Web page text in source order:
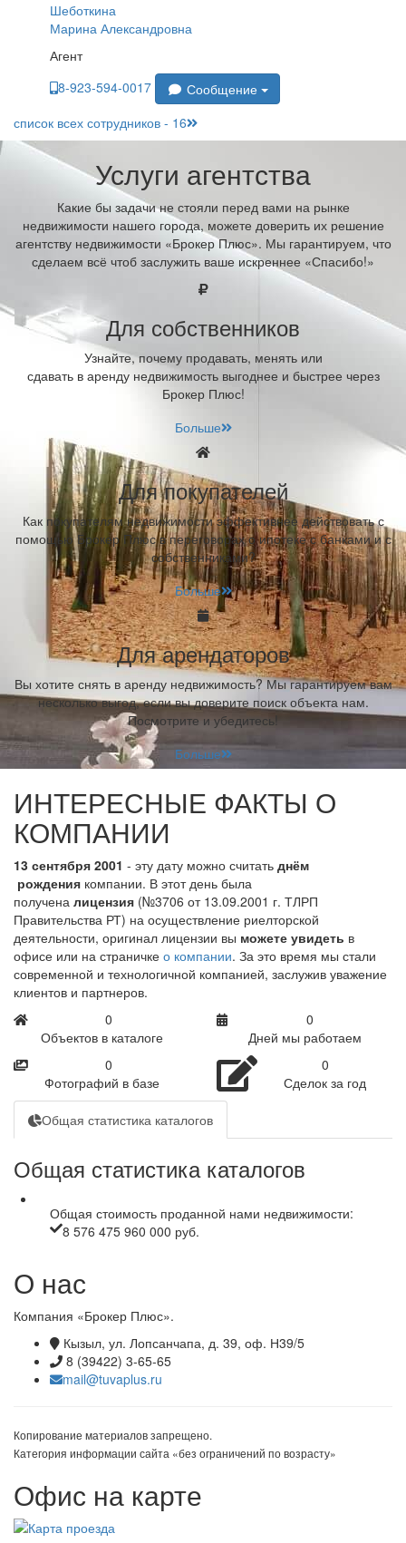
Шеботкина
Марина Александровна
Агент
8-923-594-0017
Сообщение
список всех сотрудников - 16
Услуги агентства
Какие бы задачи не стояли перед вами на рынке
недвижимости нашего города, можете доверить их решение
агентству недвижимости «Брокер Плюс». Мы гарантируем, что
сделаем всё чтоб заслужить ваше искреннее «Спасибо!»
Для собственников
Узнайте, почему продавать, менять или
сдавать в аренду недвижимость выгоднее и быстрее через
Брокер Плюс!
Больше
Для покупателей
Как покупателям недвижимости эффективнее действовать с
помощью Брокер Плюс в переговорах о ипотеке с банками и с
собственниками?
Больше
Для арендаторов
Вы хотите снять в аренду недвижимость? Мы гарантируем вам
несколько выгод, если вы доверите поиск объекта нам.
Посмотрите и убедитесь!
Больше
ИНТЕРЕСНЫЕ ФАКТЫ О
КОМПАНИИ
13 сентября 2001 - эту дату можно считать днём
рождения компании. В этот день была
получена лицензия (№3706 от 13.09.2001 г. ТЛРП
Правительства РТ) на осуществление риелторской
деятельности, оригинал лицензии вы можете увидеть в
офисе или на страничке о компании. За это время мы стали
современной и технологичной компанией, заслужив уважение
клиентов и партнеров.
0
Объектов в каталоге
0
Дней мы работаем
0
Фотографий в базе
0
Сделок за год
Общая статистика каталогов
Общая статистика каталогов
Общая стоимость проданной нами недвижимости:
8 576 475 960 000 руб.
О нас
Компания «Брокер Плюс».
Кызыл, ул. Лопсанчапа, д. 39, оф. Н39/5
8 (39422) 3-65-65
mail@tuvaplus.ru
Копирование материалов запрещено.
Категория информации сайта «без ограничений по возрасту»
Офис на карте